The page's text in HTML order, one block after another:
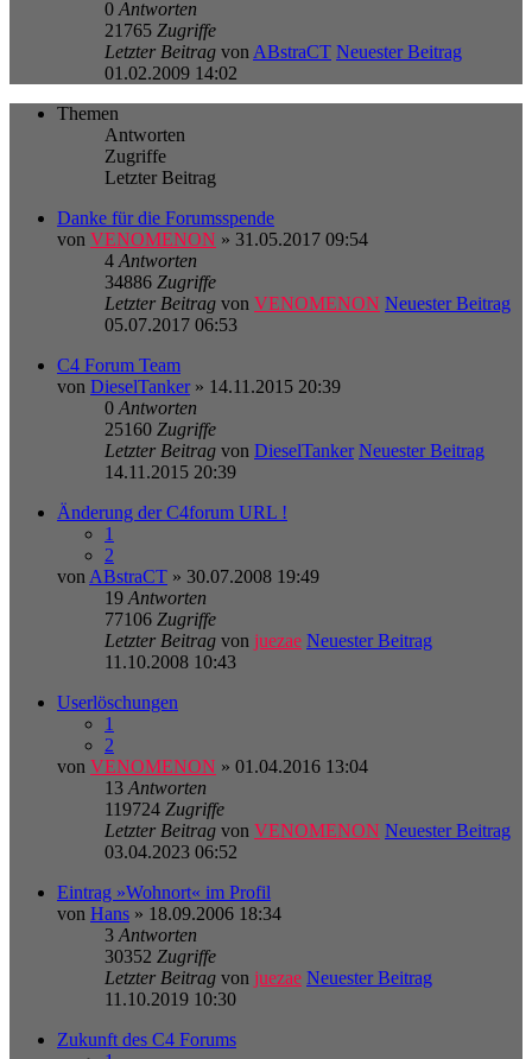
0Antworten
21765 Zugriffe
Letzter Beitrag vonABstraCT Neuester Beitrag
01.02.2009 14:02
Themen
Antworten
Zugriffe
Letzter Beitrag
Danke für die Forumsspende
von VENOMENON » 31.05.2017 09:54
4Antworten
34886 Zugriffe
Letzter Beitrag von VENOMENON Neuester Beitrag
05.07.2017 06:53
C4 Forum Team
von DieselTanker » 14.11.2015 20:39
0Antworten
25160 Zugriffe
Letzter Beitrag von DieselTanker Neuester Beitrag
14.11.2015 20:39
Änderung der C4forum URL !
1
2
vonABstraCT » 30.07.2008 19:49
19Antworten
77106 Zugriffe
Letzter Beitrag von juezae Neuester Beitrag
11.10.2008 10:43
Userlöschungen
1
2
von VENOMENON » 01.04.2016 13:04
13Antworten
119724 Zugriffe
Letzter Beitrag von VENOMENON Neuester Beitrag
03.04.2023 06:52
Eintrag »Wohnort« im Profil
von Hans » 18.09.2006 18:34
3Antworten
30352 Zugriffe
Letzter Beitrag von juezae Neuester Beitrag
11.10.2019 10:30
Zukunft des C4 Forums